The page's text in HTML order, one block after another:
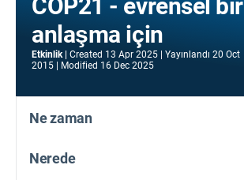
COP21 - evrensel bir
anlaşma için
Etkinlik Created 13 Apr 2025 Yayınlandı 20 Oct
2015
Modified 16 Dec 2025
Ne zaman
Nerede